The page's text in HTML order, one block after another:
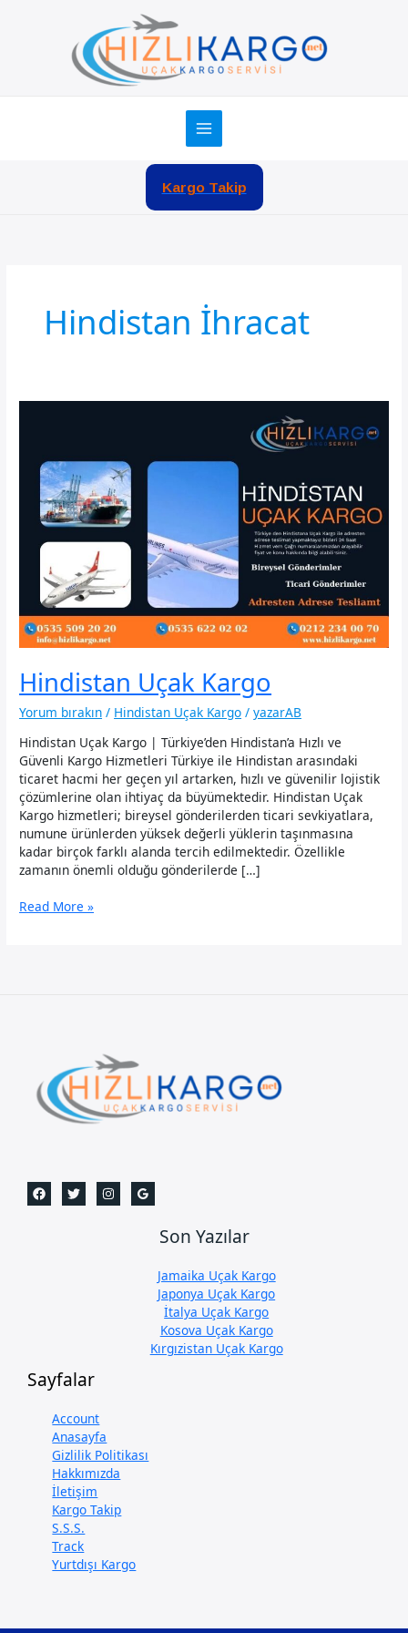
Kargo Takip
Hindistan İhracat
Hindistan Uçak Kargo
Yorum bırakın / Hindistan Uçak Kargo /yazarAB
Hindistan Uçak Kargo | Türkiye’den Hindistan’a Hızlı ve
Güvenli Kargo Hizmetleri Türkiye ile Hindistan arasındaki
ticaret hacmi her geçen yıl artarken, hızlı ve güvenilir lojistik
çözümlerine olan ihtiyaç da büyümektedir. Hindistan Uçak
Kargo hizmetleri; bireysel gönderilerden ticari sevkiyatlara,
numune ürünlerden yüksek değerli yüklerin taşınmasına
kadar birçok farklı alanda tercih edilmektedir. Özellikle
zamanın önemli olduğu gönderilerde […]
Hindistan
Read More »
Son Yazılar
Jamaika Uçak Kargo
Japonya Uçak Kargo
İtalya Uçak Kargo
Kosova Uçak Kargo
Kırgızistan Uçak Kargo
Sayfalar
Account
Anasayfa
Gizlilik Politikası
Hakkımızda
İletişim
Kargo Takip
S.S.S.
Track
Yurtdışı Kargo